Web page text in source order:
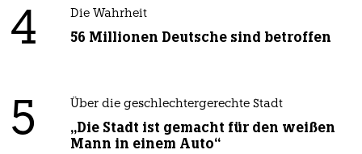
4 Die Wahrheit
56 Millionen Deutsche sind betroffen
5 Über die geschlechtergerechte Stadt
„Die Stadt ist gemacht für den weißen
Mann in einem Auto“